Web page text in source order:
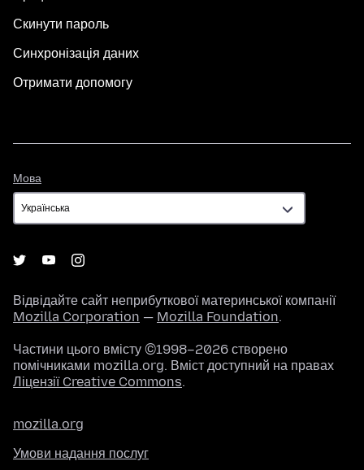
Скинути пароль
Синхронізація даних
Отримати допомогу
Мова
Відвідайте сайт неприбуткової материнської компанії
Mozilla Corporation — Mozilla Foundation.
Частини цього вмісту ©1998–2026 створено
помічниками mozilla.org. Вміст доступний на правах
Ліцензії Creative Commons.
mozilla.org
Умови надання послуг